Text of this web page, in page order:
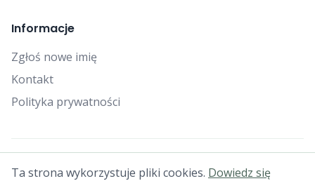
Informacje
Zgłoś nowe imię
Kontakt
Polityka prywatności
© 2025 Falcon Bytes. Wszelkie prawa zastrzeżone.
Ta strona wykorzystuje pliki cookies. Dowiedz się